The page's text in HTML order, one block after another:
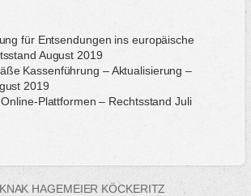
für Entsendungen ins europäische
August 2019
Kassenführung – Aktualisierung –
2019
Plattformen – Rechtsstand Juli
HAGEMEIER KÖCKERITZ